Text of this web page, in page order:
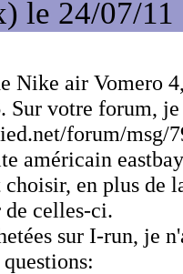
le 24/07/11
Nike air Vomero
Sur votre forum,
forum/msg/
américain
en plus de
de celles-ci.
sur I-run, je